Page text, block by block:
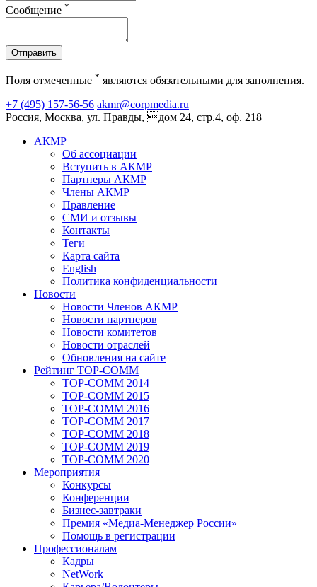
Сообщение *
Отправить
Поля отмеченные * являются обязательными для заполнения.
+7 (495) 157-56-56 akmr@corpmedia.ru
Россия, Москва, ул. Правды, дом 24, стр.4, оф. 218
АКМР
Об ассоциации
Вступить в АКМР
Партнеры АКМР
Члены АКМР
Правление
СМИ и отзывы
Контакты
Теги
Карта сайта
English
Политика конфиденциальности
Новости
Новости Членов АКМР
Новости партнеров
Новости комитетов
Новости отраслей
Обновления на сайте
Рейтинг TOP-COMM
TOP-COMM 2014
TOP-COMM 2015
TOP-COMM 2016
TOP-COMM 2017
TOP-COMM 2018
TOP-COMM 2019
TOP-COMM 2020
Мероприятия
Конкурсы
Конференции
Бизнес-завтраки
Премия «Медиа-Менеджер России»
Помощь в регистрации
Профессионалам
Кадры
NetWork